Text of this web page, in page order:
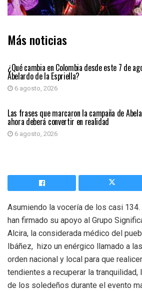
Más noticias
¿Qué cambia en Colombia desde este 7 de
Abelardo de la Espriella?
6 agosto, 2026
PRIMER PLANO
Las frases que marcaron la campaña de
ahora deberá convertir en realidad
6 agosto, 2026
Asumiendo la vocería de los casi
han firmado su apoyo al Grupo
Alcira, la considerada médico del
Ibáñez, hizo un enérgico llamado a
orden nacional y local para que
tendientes a recuperar la tranquilidad,
de los soledeños durante el evento